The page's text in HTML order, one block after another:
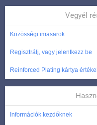
Vegyél
Közösségi imasarok
Regisztrálj, vagy jelentkezz be
Reinforced Plating kártya
Információk kezdőknek